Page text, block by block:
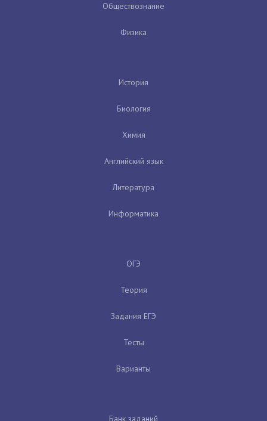
Обществознание
Физика
История
Биология
Химия
Английский язык
Литература
Информатика
ОГЭ
Теория
Задания ЕГЭ
Тесты
Варианты
Банк заданий